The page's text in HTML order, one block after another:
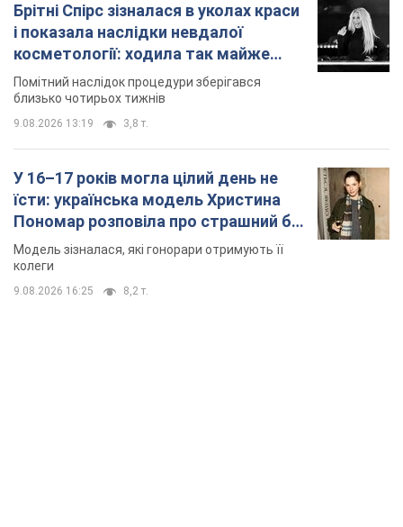
Брітні Спірс зізналася в уколах краси
і показала наслідки невдалої
косметології: ходила так майже
місяць
Помітний наслідок процедури зберігався
близько чотирьох тижнів
9.08.2026 13:19 3,8 т.
У 16–17 років могла цілий день не
їсти: українська модель Христина
Пономар розповіла про страшний бік
модельної кар’єри
Модель зізналася, які гонорари отримують її
колеги
9.08.2026 16:25 8,2 т.